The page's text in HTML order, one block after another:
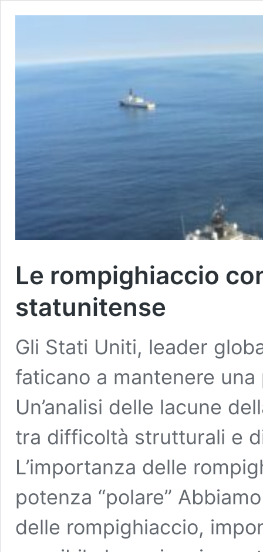
Le rompighiaccio
statunitense
Gli Stati Uniti, leader
faticano a mantenere una
Un’analisi delle lacune
tra difficoltà strutturali e
L’importanza delle
potenza “polare”
delle rompighiaccio,